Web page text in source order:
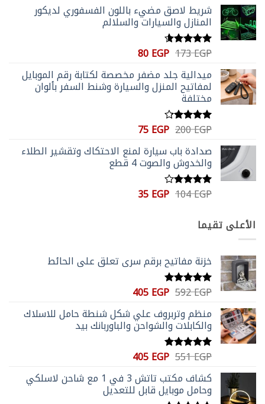
هو:
173 EGP.
هو:
100 EGP.
شريط لاصق مضيء باللون الفسفوري لديكور
المنازل والسيارات والسلالم
تم التقييم
173EGP السعر
هو:
173 EGP.
80EGP السعر
هو:
80 EGP.
ميدالية جلد مضفر مخصصة لكتابة رقم الموبايل
لمفاتيح المنزل والسيارة وشنط السفر بألوان
مختلفة
تم التقييم
200EGP السعر
هو:
200 EGP.
75EGP السعر
هو:
75 EGP.
صدادة باب سيارة لمنع الاحتكاك وتقشير الطلاء
والخدوش والصوت 4 قطع
تم
5
104EGP السعر35EGP السعر
الأعلى تقيما
خزنة مفاتيح برقم سري تعلق علي الحائط
تم التقييم
592EGP السعر
هو:
592 EGP.
405EGP السعر
الحالي
هو:
405 EGP.
منظم وتربروف علي شكل شنطة حامل للاسلاك
والكابلات والشواحن والباوربانك بيد
تم التقييم
551EGP السعر
الأصلي
هو:
551 EGP.
405EGP السعر
هو:
405 EGP.
كشاف مكتب تاتش 3 في 1 مع شاحن لاسلكي
وحامل موبايل قابل للتعديل